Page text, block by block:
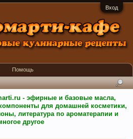
Вход
- эфирные и базовые масла,
для домашней косметики,
литература по ароматерапии и
другое
Помощь